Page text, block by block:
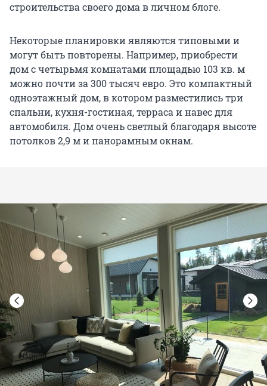
строительства своего дома в личном блоге.
Некоторые планировки являются типовыми и
могут быть повторены. Например, приобрести
дом с четырьмя комнатами площадью 103 кв. м
можно почти за 300 тысяч евро. Это компактный
одноэтажный дом, в котором разместились три
спальни, кухня-гостиная, терраса и навес для
автомобиля. Дом очень светлый благодаря высоте
потолков 2,9 м и панорамным окнам.